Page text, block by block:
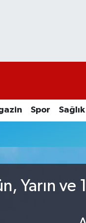
Spor Sağlık
Yarın ve